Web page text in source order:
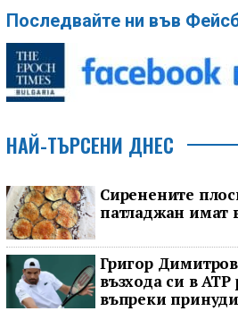
Последвайте ни във
НАЙ-ТЪРСЕНИ ДНЕС
Сиренените
патладжан имат
Григор
възхода си в ATP
въпреки